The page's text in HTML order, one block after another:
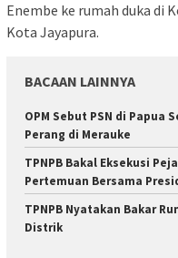
Enembe ke rumah duka di
Kota Jayapura.
BACAAN LAINNYA
OPM Sebut PSN di Papua
Perang di Merauke
TPNPB Bakal Eksekusi
Pertemuan Bersama
TPNPB Nyatakan Bakar
Distrik